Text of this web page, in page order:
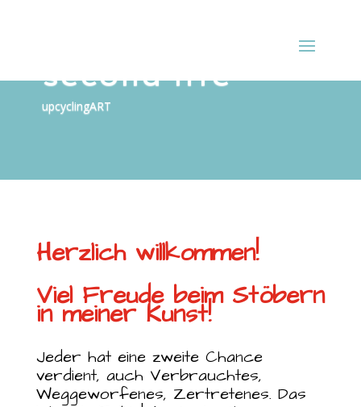
second life
upcyclingART
Herzlich willkommen!
Viel Freude beim Stöbern
in meiner Kunst!
Jeder hat eine zweite Chance
verdient, auch Verbrauchtes,
Weggeworfenes, Zertretenes. Das